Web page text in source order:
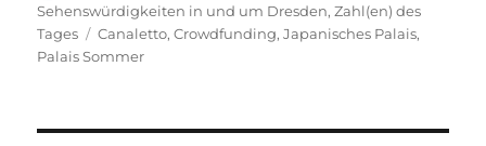
am
Sehenswürdigkeiten in und um Dresden,Zahl(en) des
Tages
Schlagwörter
Canaletto,Crowdfunding,Japanisches Palais,
Palais Sommer